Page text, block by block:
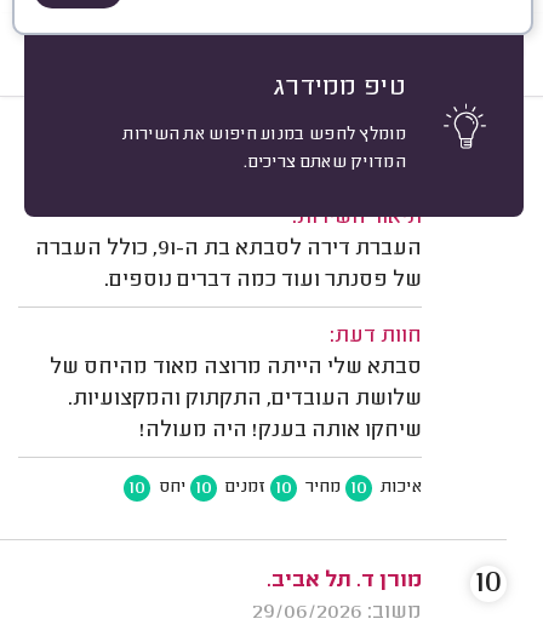
טיפ ממידרג
מומלץ לחפש במנוע חיפוש את השירות
המדויק שאתם צריכים.
עמרי אלישר, תל אביב.
משוב: 16/07/2026
תיאור השירות:
העברת דירה לסבתא בת ה-91, כולל העברה
של פסנתר ועוד כמה דברים נוספים.
חוות דעת:
סבתא שלי הייתה מרוצה מאוד מהיחס של
שלושת העובדים, התקתוק והמקצועיות.
שיחקו אותה בענק! היה מעולה!
איכות 10 מחיר 10 זמנים 10 יחס 10
10
מורן ד. תל אביב.
משוב: 29/06/2026
10